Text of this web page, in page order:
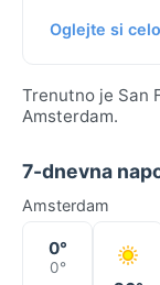
Oglejte si
Trenutno je San
Amsterdam.
7-dnevna
Amsterdam
0°
0°